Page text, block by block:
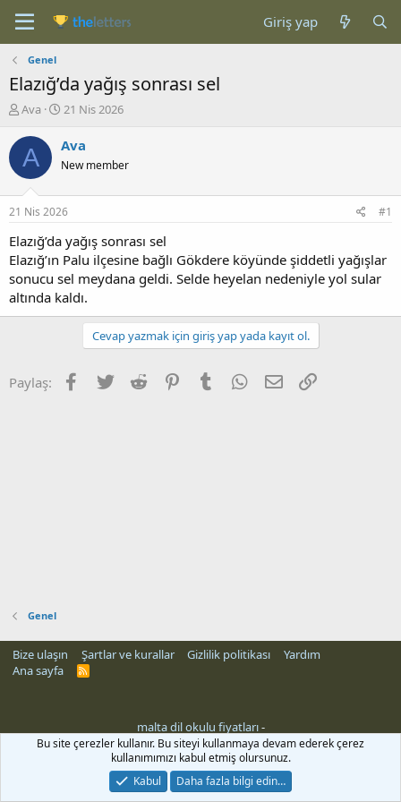
Giriş yap
Genel
Elazığ’da yağış sonrası sel
K
n
b
u
u
b
a
l
a
t
a
Ava
B
ş
a
g
ı
ç
t
a
r
i
h
21 Nis 2026
A Ava
New member
21 Nis 2026 #1
Elazığ’da yağış sonrası sel
Elazığ’ın Palu ilçesine bağlı Gökdere köyünde şiddetli yağışlar
sonucu sel meydana geldi. Selde heyelan nedeniyle yol sular
altında kaldı.
Cevap yazmak için giriş yap yada kayıt ol.
Paylaş: Facebook
Twitter Reddit PinterestTumblr WhatsApp
E-posta
Genel
Bize ulaşın Şartlar ve kurallar Gizlilik politikası
Yardım
Ana sayfa
R
malta dil okulu fiyatları-
Bu site çerezler kullanır. Bu siteyi kullanmaya devam ederek çerez
kullanımımızı kabul etmiş olursunuz.
Kabul
Daha fazla bilgi edin…